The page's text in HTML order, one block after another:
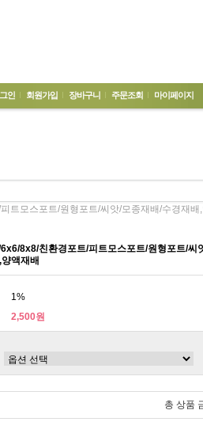
인 회원가입 장바구니 주문조회 마이페이지
트모스포트/원형포트/씨앗/모종재배/수경재배,
8x8/친환경포트/피트모스포트/원형포트/씨
액재배
1%
2,500원
총 상품